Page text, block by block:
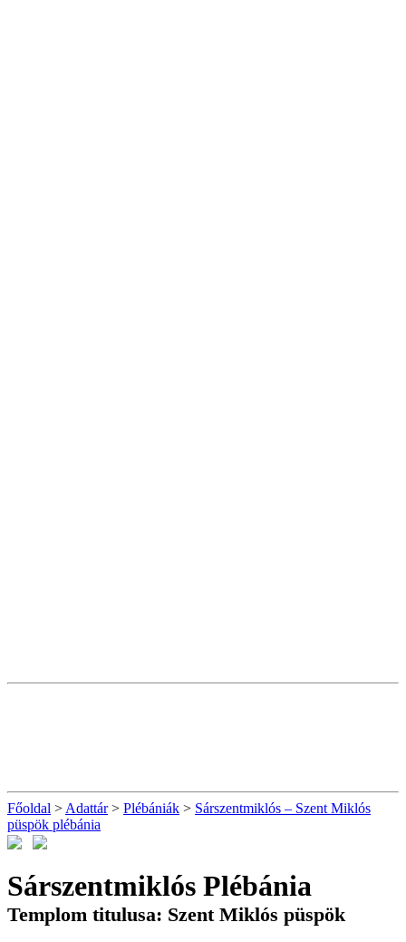
Főoldal > Adattár> Plébániák > Sárszentmiklós – Szent Miklós
püspök plébánia
Sárszentmiklós Plébánia
Templom titulusa: Szent Miklós püspök